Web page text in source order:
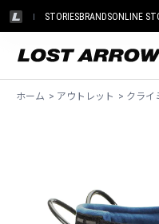
STORIESBRANDSONLINE
ホーム > アウトレット > クライ